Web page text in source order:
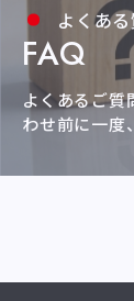
よくあ
FAQ
よくあるご質
わせ前に一度